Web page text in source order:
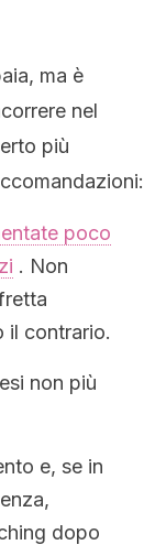
ma è
nel
più
poco
. Non
il contrario.
non più
e, se in
dopo